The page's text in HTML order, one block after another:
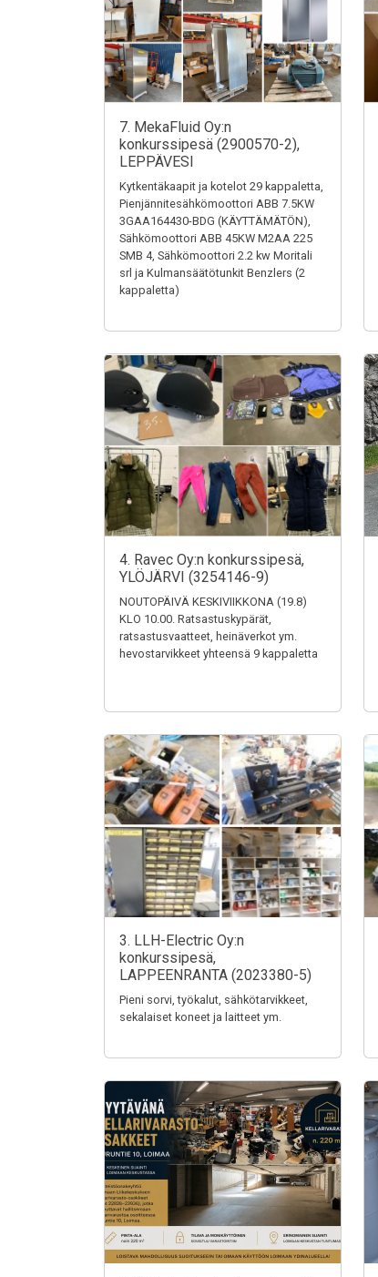
7. MekaFluid Oy:n
konkurssipesä (2900570-2),
LEPPÄVESI
Kytkentäkaapit ja kotelot 29 kappaletta,
Pienjännitesähkömoottori ABB 7.5KW
3GAA164430-BDG (KÄYTTÄMÄTÖN),
Sähkömoottori ABB 45KW M2AA 225
SMB 4, Sähkömoottori 2.2 kw Moritali
srl ja Kulmansäätötunkit Benzlers (2
kappaletta)
4. Ravec Oy:n konkurssipesä,
YLÖJÄRVI (3254146-9)
NOUTOPÄIVÄ KESKIVIIKKONA (19.8)
KLO 10.00. Ratsastuskypärät,
ratsastusvaatteet, heinäverkot ym.
hevostarvikkeet yhteensä 9 kappaletta
3. LLH-Electric Oy:n
konkurssipesä,
LAPPEENRANTA (2023380-5)
Pieni sorvi, työkalut, sähkötarvikkeet,
sekalaiset koneet ja laitteet ym.